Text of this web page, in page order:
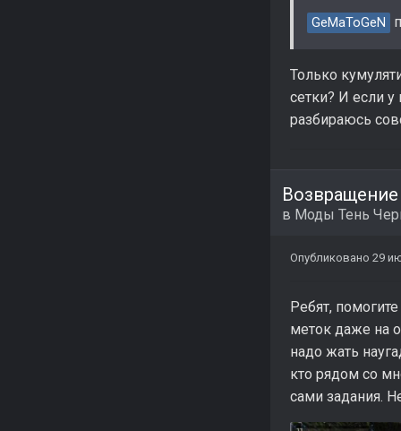
GeMaToGeN
Только
сетки? И если
разбираюсь
в Моды Тень
Опубликовано 29
Ребят,
меток даже на
надо жать
кто рядом со
сами задания.